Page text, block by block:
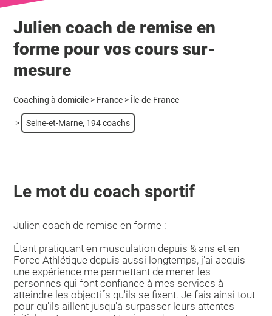
Julien coach de remise en
forme pour vos cours sur-
mesure
Coaching à domicile > France > Île-de-France
> Seine-et-Marne, 194 coachs
Le mot du coach sportif
Julien coach de remise en forme :
Étant pratiquant en musculation depuis & ans et en
Force Athlétique depuis aussi longtemps, j'ai acquis
une expérience me permettant de mener les
personnes qui font confiance à mes services à
atteindre les objectifs qu'ils se fixent. Je fais ainsi tout
pour qu'ils aillent jusqu'à surpasser leurs attentes